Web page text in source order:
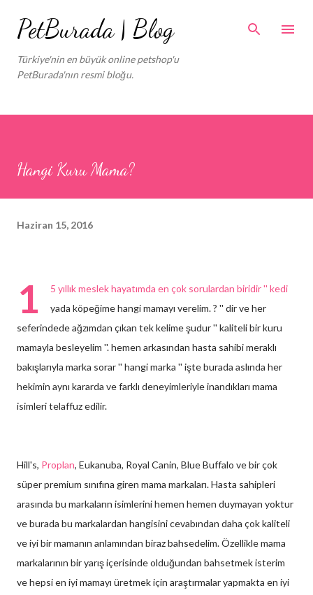
Ana içeriğe atla
PetBurada | Blog
Türkiye'nin en büyük online petshop'u
PetBurada'nın resmi bloğu.
Hangi Kuru Mama?
Haziran 15, 2016
1
5 yıllık meslek hayatımda en çok sorulardan biridir '' kedi
yada köpeğime hangi mamayı verelim. ? '' dir ve her
seferindede ağzımdan çıkan tek kelime şudur '' kaliteli bir kuru
mamayla besleyelim ''. hemen arkasından hasta sahibi meraklı
bakışlarıyla marka sorar '' hangi marka '' işte burada aslında her
hekimin aynı kararda ve farklı deneyimleriyle inandıkları mama
isimleri telaffuz edilir.
Hill's, Proplan, Eukanuba, Royal Canin, Blue Buffalo ve bir çok
süper premium sınıfına giren mama markaları. Hasta sahipleri
arasında bu markaların isimlerini hemen hemen duymayan yoktur
ve burada bu markalardan hangisini cevabından daha çok kaliteli
ve iyi bir mamanın anlamından biraz bahsedelim. Özellikle mama
markalarının bir yarış içerisinde olduğundan bahsetmek isterim
ve hepsi en iyi mamayı üretmek için araştırmalar yapmakta en iyi